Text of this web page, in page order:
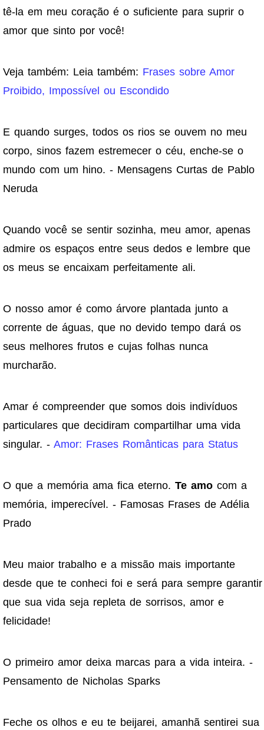
tê-la em meu coração é o suficiente para suprir o
amor que sinto por você!
Veja também: Leia também: Frases sobre Amor
Proibido, Impossível ou Escondido
E quando surges, todos os rios se ouvem no meu
corpo, sinos fazem estremecer o céu, enche-se o
mundo com um hino. - Mensagens Curtas de Pablo
Neruda
Quando você se sentir sozinha, meu amor, apenas
admire os espaços entre seus dedos e lembre que
os meus se encaixam perfeitamente ali.
O nosso amor é como árvore plantada junto a
corrente de águas, que no devido tempo dará os
seus melhores frutos e cujas folhas nunca
murcharão.
Amar é compreender que somos dois indivíduos
particulares que decidiram compartilhar uma vida
singular. - Amor: Frases Românticas para Status
O que a memória ama fica eterno. Te amo com a
memória, imperecível. - Famosas Frases de Adélia
Prado
Meu maior trabalho e a missão mais importante
desde que te conheci foi e será para sempre garantir
que sua vida seja repleta de sorrisos, amor e
felicidade!
O primeiro amor deixa marcas para a vida inteira. -
Pensamento de Nicholas Sparks
Feche os olhos e eu te beijarei, amanhã sentirei sua